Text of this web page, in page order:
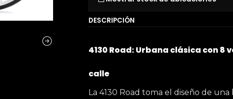
DESCRIPCIÓN
4130 Road: Urbana clásica con
calle
La 4130 Road toma el diseño de